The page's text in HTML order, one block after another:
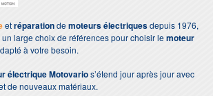
etréparationdemoteurs électriquesdepuis 1976,
large choix de références pour choisir lemoteur
à votre besoin.
électrique Motovarios’étend jour après jour avec
de nouveaux matériaux.